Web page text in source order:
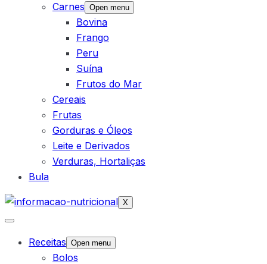
Carnes Open menu
Bovina
Frango
Peru
Suína
Frutos do Mar
Cereais
Frutas
Gorduras e Óleos
Leite e Derivados
Verduras, Hortaliças
Bula
X
Receitas Open menu
Bolos